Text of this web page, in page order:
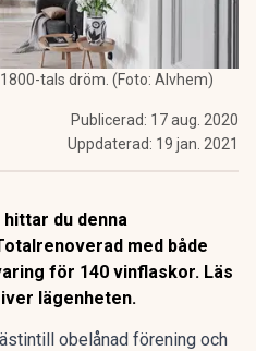
tals dröm. (Foto: Alvhem)
Publicerad: 17 aug. 2020
Uppdaterad: 19 jan. 2021
du denna
med både
för 140 vinflaskor. Läs
lägenheten.
obelånad förening och